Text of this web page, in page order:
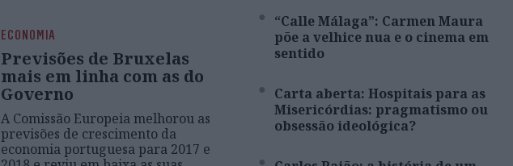
ECONOMIA
Previsões de Bruxelas
mais em linha com as do
Governo
A Comissão Europeia melhorou as
previsões de crescimento da
economia portuguesa para 2017 e
“Calle Málaga”: Carmen Maura
põe a velhice nua e o cinema em
sentido
Carta aberta: Hospitais para as
Misericórdias: pragmatismo ou
obsessão ideológica?